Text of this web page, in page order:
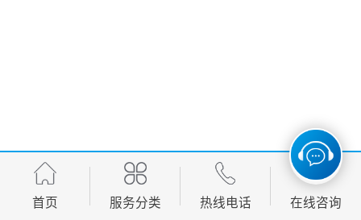
首页 服务分类 热线电话 在线咨询